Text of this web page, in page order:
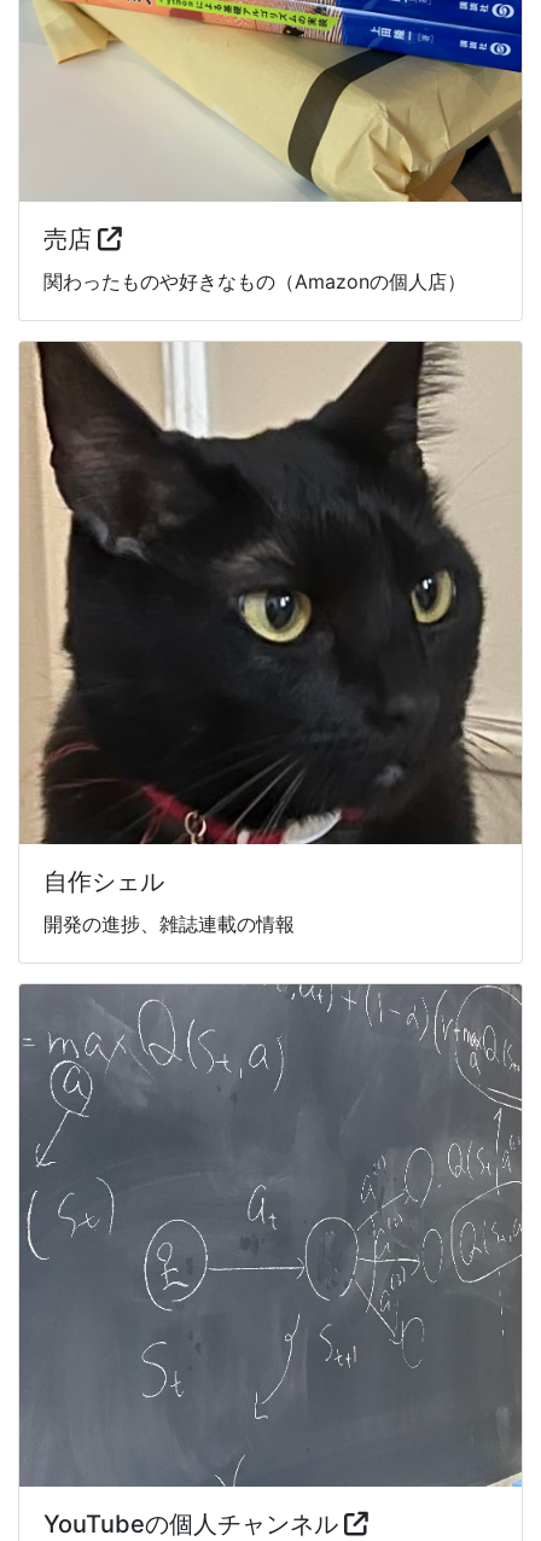
売店
関わったものや好きなもの（Amazonの個人店）
自作シェル
開発の進捗、雑誌連載の情報
YouTubeの個人チャンネル